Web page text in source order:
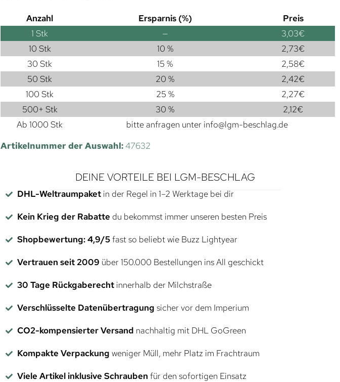
Anzahl Ersparnis (%)
Preis
1 Stk — 3,03€
10 Stk
10 % 2,73€
30 Stk
15 % 2,58€
50 Stk
20 % 2,42€
100 Stk
25 % 2,27€
500+ Stk
30 % 2,12€
Ab 1000 Stk
bitte anfragen unter info@lgm-beschlag.de
Artikelnummer der Auswahl:47632
DEINE VORTEILE BEI LGM-BESCHLAG
DHL-Weltraumpaketin der Regel in 1–2 Werktage bei dir
Kein Krieg der Rabatte du bekommst immer unseren besten Preis
Shopbewertung: 4,9/5fast so beliebt wie Buzz Lightyear
Vertrauen seit 2009 über 150.000 Bestellungen ins All geschickt
30 Tage Rückgaberechtinnerhalb der Milchstraße
Verschlüsselte Datenübertragung sicher vor dem Imperium
CO2-kompensierter Versand nachhaltig mit DHL GoGreen
Kompakte Verpackung weniger Müll, mehr Platz im Frachtraum
Viele Artikel inklusive Schrauben für den sofortigen Einsatz